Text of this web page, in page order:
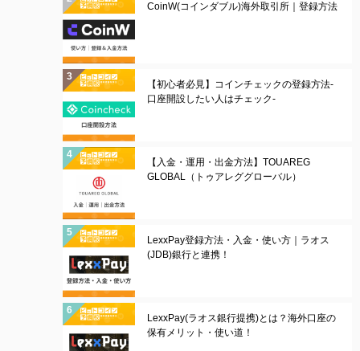
CoinW(コインダブル)海外取引所｜登録方法
【初心者必見】コインチェックの登録方法-
口座開設したい人はチェック-
【入金・運用・出金方法】TOUAREG
GLOBAL（トゥアレググローバル）
LexxPay登録方法・入金・使い方｜ラオス
(JDB)銀行と連携！
LexxPay(ラオス銀行提携)とは？海外口座の
保有メリット・使い道！